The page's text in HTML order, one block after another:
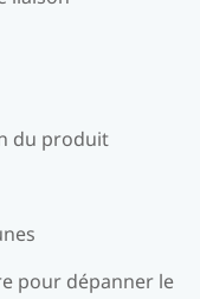
du produit
pour dépanner le